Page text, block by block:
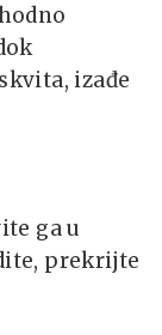
izađe
ga u
prekrijte